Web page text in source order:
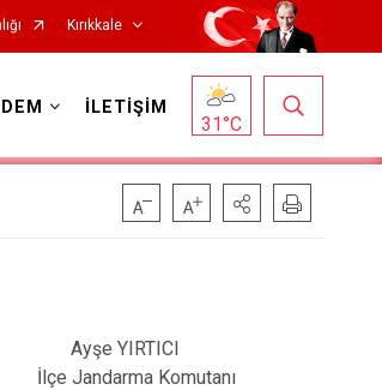
Kırıkkale
İLETİŞİM
31°C